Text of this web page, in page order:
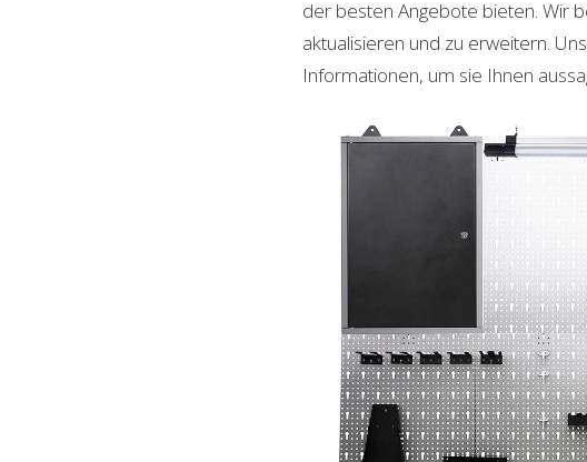
der besten Angebote bieten. Wir
aktualisieren und zu erweitern.
Informationen, um sie Ihnen